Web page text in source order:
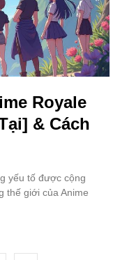
Royale
& Cách
yếu tố được cộng
thế giới của Anime